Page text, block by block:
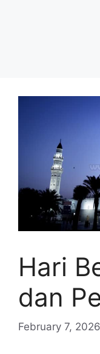
Hari
dan
February 7, 2026